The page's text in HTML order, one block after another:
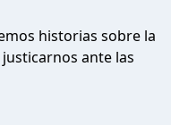
historias sobre la
ante las